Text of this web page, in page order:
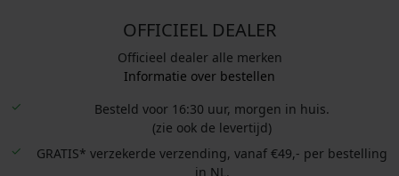
OFFICIEEL DEALER
Officieel dealer alle merken
Informatie over bestellen
Besteld voor 16:30 uur, morgen in huis.
(zie ook de levertijd)
GRATIS* verzekerde verzending, vanaf €49,- per bestelling
in NL.